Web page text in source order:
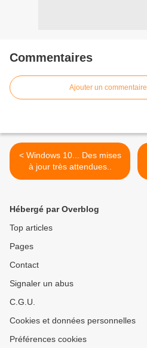
Commentaires
Ajouter un commentaire
< Windows 10... Des mises
à jour très attendues..
Hébergé par Overblog
Top articles
Pages
Contact
Signaler un abus
C.G.U.
Cookies et données personnelles
Préférences cookies